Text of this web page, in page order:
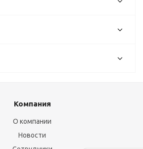
Компания
О компании
Новости